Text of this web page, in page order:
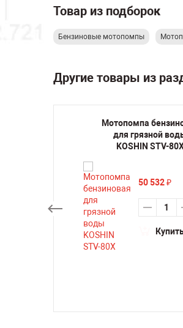
Товар из подборок
Бензиновые мотопомпы
Другие товары из
Мотопомпа
для грязной
KOSHIN STV-
50 532 ₽